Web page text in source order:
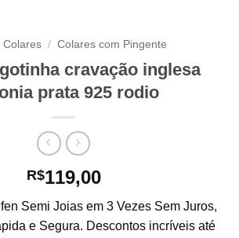
Colares / Colares com Pingente
cravação inglesa
prata 925 rodio
R$119,00
Semi Joias em 3 Vezes Sem Juros,
e Segura. Descontos incríveis até